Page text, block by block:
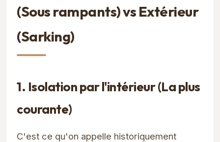
(Sous rampants) vs Extérieur
(Sarking)
1. Isolation par l'intérieur (La plus
courante)
C'est ce qu'on appelle historiquement